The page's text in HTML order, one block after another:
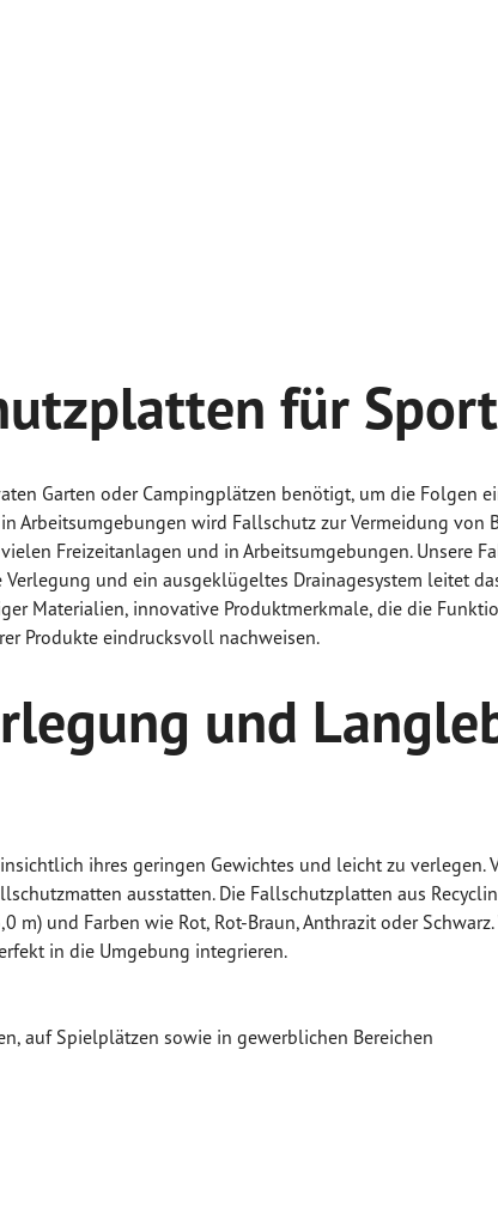
für
Garten oder Campingplätzen benötigt, um die Folgen
Arbeitsumgebungen wird Fallschutz zur Vermeidung von
Freizeitanlagen und in Arbeitsumgebungen. Unsere
und ein ausgeklügeltes Drainagesystem leitet
Materialien, innovative Produktmerkmale, die die
Produkte eindrucksvoll nachweisen.
und
ihres geringen Gewichtes und leicht zu verlegen.
ausstatten. Die Fallschutzplatten aus
und Farben wie Rot, Rot-Braun, Anthrazit oder
in die Umgebung integrieren.
auf Spielplätzen sowie in gewerblichen Bereichen